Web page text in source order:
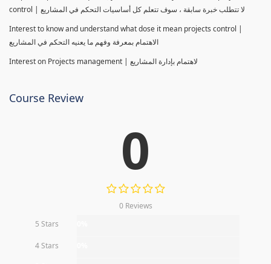
control | لا تتطلب خبرة سابقة ، سوف تتعلم كل أساسيات التحكم في المشاريع
Interest to know and understand what dose it mean projects control |
الاهتمام بمعرفة وفهم ما يعنيه التحكم في المشاريع
Interest on Projects management | لاهتمام بإدارة المشاريع
Course Review
0
0 Reviews
5 Stars
4 Stars